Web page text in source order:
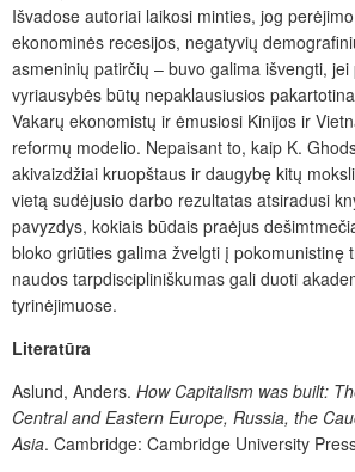
Išvadose autoriai laikosi minties, jog
ekonominės recesijos, negatyvių
asmeninių patirčių – buvo galima išvengti,
vyriausybės būtų nepaklausiusios
Vakarų ekonomistų ir ėmusiosi Kinijos ir
reformų modelio. Nepaisant to, kaip K.
akivaizdžiai kruopštaus ir daugybę kitų
vietą sudėjusio darbo rezultatas atsiradusi
pavyzdys, kokiais būdais praėjus
bloko griūties galima žvelgti į pokomunistinę
naudos tarpdiscipliniškumas gali duoti
tyrinėjimuose.
Literatūra
Aslund, Anders. How Capitalism was built:
Central and Eastern Europe, Russia, the
Asia. Cambridge: Cambridge University